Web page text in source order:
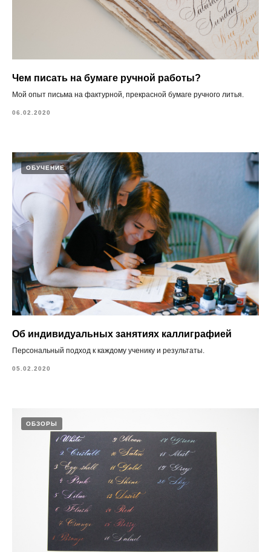
Чем писать на бумаге ручной работы?
Мой опыт письма на фактурной, прекрасной бумаге ручного литья.
06.02.2020
ОБУЧЕНИЕ
Об индивидуальных занятиях каллиграфией
Персональный подход к каждому ученику и результаты.
05.02.2020
ОБЗОРЫ